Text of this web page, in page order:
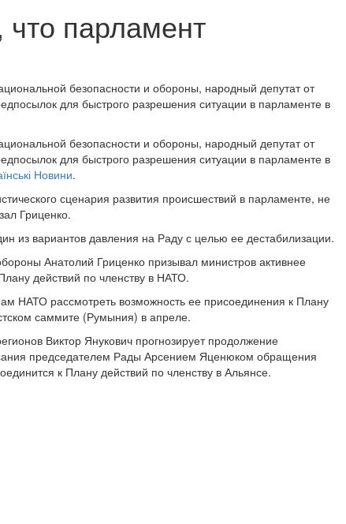
что парламент
безопасности и обороны, народный депутат от
для быстрого разрешения ситуации в парламенте в
безопасности и обороны, народный депутат от
для быстрого разрешения ситуации в парламенте в
Новини.
сценария развития происшествий в парламенте, не
Гриценко.
из вариантов давления на Раду с целью ее дестабилизации.
Анатолий Гриценко призывал министров активнее
действий по членству в НАТО.
НАТО рассмотреть возможность ее присоединения к Плану
саммите (Румыния) в апреле.
Виктор Янукович прогнозирует продолжение
председателем Рады Арсением Яценюком обращения
к Плану действий по членству в Альянсе.